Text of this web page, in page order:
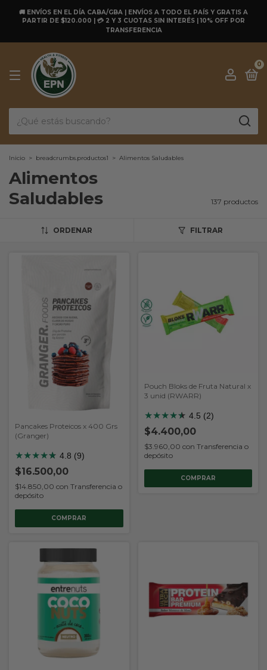
🚚 ENVÍOS EN EL DÍA CABA/GBA | ENVÍOS A TODO EL PAÍS Y GRATIS A
PARTIR DE $120.000 | 💳 2 Y 3 CUOTAS SIN INTERÉS | 10% OFF POR
TRANSFERENCIA
0
Inicio > breadcrumbs.productos1 > Alimentos Saludables
Alimentos
Saludables
137 productos
ORDENAR FILTRAR
Pancakes Proteicos x 400 Grs
(Granger)
★★★★★
★ 4.8 (9)
$16.500,00
$14.850,00 con Transferencia o
depósito
COMPRAR
Pouch Bloks de Fruta Natural x
3 unid (RWARR)
★★★★★
★ 4.5 (2)
$4.400,00
$3.960,00 con Transferencia o
depósito
COMPRAR